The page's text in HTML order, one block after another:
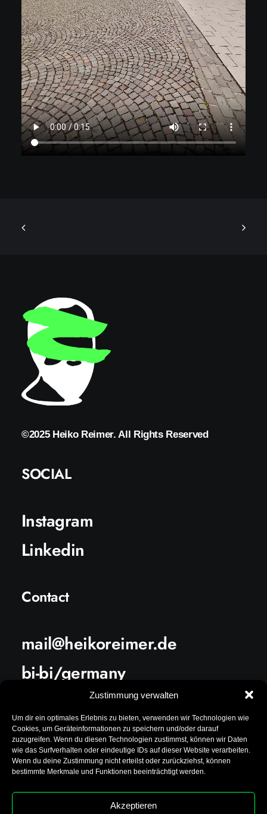
Zustimmung verwalten
Um dir ein optimales Erlebnis zu bieten, verwenden wir Technologien wie
Cookies, um Geräteinformationen zu speichern und/oder darauf
zuzugreifen. Wenn du diesen Technologien zustimmst, können wir Daten
wie das Surfverhalten oder eindeutige IDs auf dieser Website verarbeiten.
Wenn du deine Zustimmung nicht erteilst oder zurückziehst, können
bestimmte Merkmale und Funktionen beeinträchtigt werden.
Akzeptieren
©2025 Heiko Reimer. All Rights Reserved
SOCIAL
Instagram
Linkedin
Contact
mail@heikoreimer.de
bi-bi/germany
digital/worldwide
LINKS
Imprint